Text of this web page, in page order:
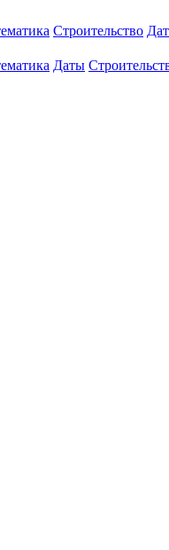
Строительство
Даты